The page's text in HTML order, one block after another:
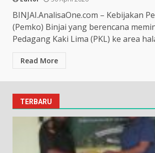
BINJAI.AnalisaOne.com – Kebijakan
(Pemko) Binjai yang berencana
Pedagang Kaki Lima (PKL) ke area
Read More
TERBARU